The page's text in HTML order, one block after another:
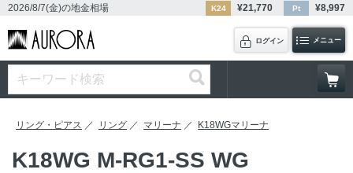
2026/8/7(金)の地金相場 K24 ¥21,770 Pt ¥8,997
ログイン メニュー
リング・ピアス リング マリーナ K18WGマリーナ
K18WG M-RG1-SS WG